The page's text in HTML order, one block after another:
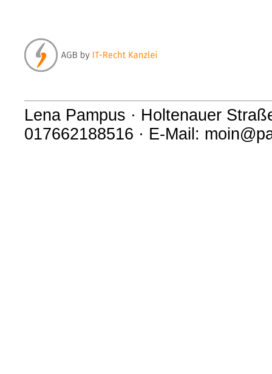
Lena Pampus · Holtenauer
017662188516 · E-Mail: